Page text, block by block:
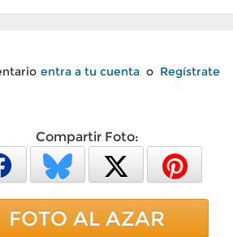
entra a tu cuenta o Regístrate
Compartir Foto:
FOTO AL AZAR